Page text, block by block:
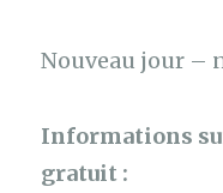
Nouveau jour –
Informations
gratuit :